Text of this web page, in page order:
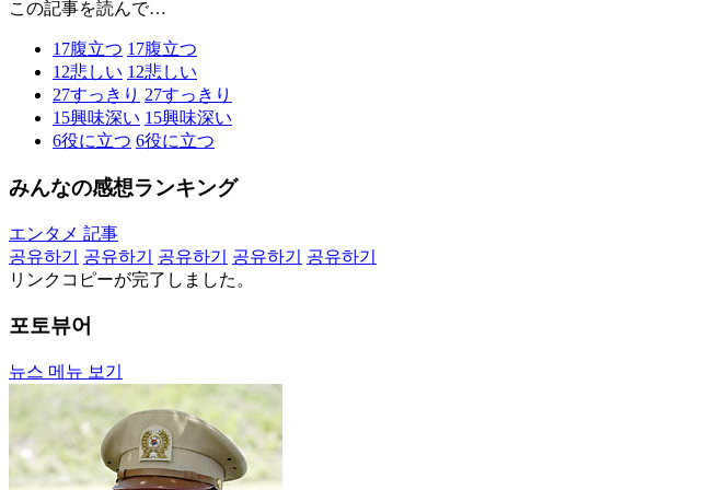
この記事を読んで…
17腹立つ 17腹立つ
12悲しい 12悲しい
27すっきり 27すっきり
15興味深い 15興味深い
6役に立つ 6役に立つ
みんなの感想ランキング
エンタメ 記事
공유하기
공유하기 공유하기 공유하기
공유하기
リンクコピーが完了しました。
포토뷰어
뉴스 메뉴 보기